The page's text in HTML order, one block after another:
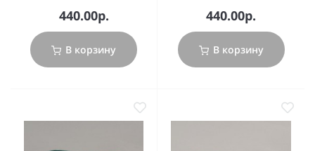
440.00р.
В корзину
440.00р.
В корзину